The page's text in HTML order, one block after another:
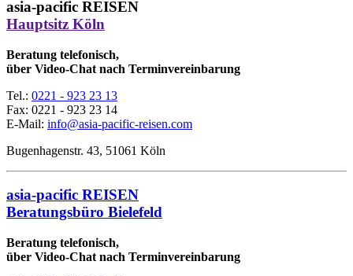
asia-pacific REISEN
Hauptsitz Köln
Beratung telefonisch,
über Video-Chat nach Terminvereinbarung
Tel.: 0221 - 923 23 13
Fax: 0221 - 923 23 14
E-Mail: info@asia-pacific-reisen.com
Bugenhagenstr. 43, 51061 Köln
asia-pacific REISEN
Beratungsbüro Bielefeld
Beratung telefonisch,
über Video-Chat nach Terminvereinbarung